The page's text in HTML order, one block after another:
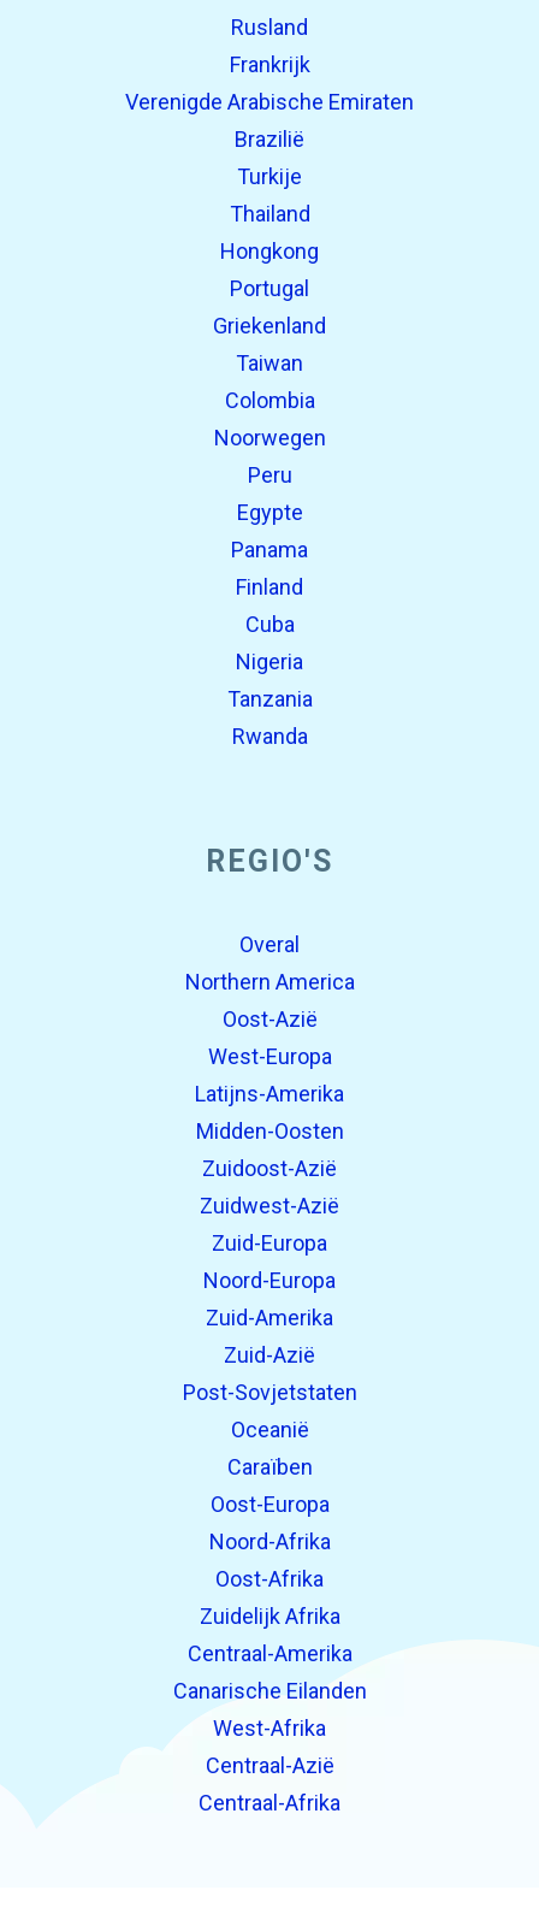
Rusland
Frankrijk
Verenigde Arabische Emiraten
Brazilië
Turkije
Thailand
Hongkong
Portugal
Griekenland
Taiwan
Colombia
Noorwegen
Peru
Egypte
Panama
Finland
Cuba
Nigeria
Tanzania
Rwanda
REGIO'S
Overal
Northern America
Oost-Azië
West-Europa
Latijns-Amerika
Midden-Oosten
Zuidoost-Azië
Zuidwest-Azië
Zuid-Europa
Noord-Europa
Zuid-Amerika
Zuid-Azië
Post-Sovjetstaten
Oceanië
Caraïben
Oost-Europa
Noord-Afrika
Oost-Afrika
Zuidelijk Afrika
Centraal-Amerika
Canarische Eilanden
West-Afrika
Centraal-Azië
Centraal-Afrika